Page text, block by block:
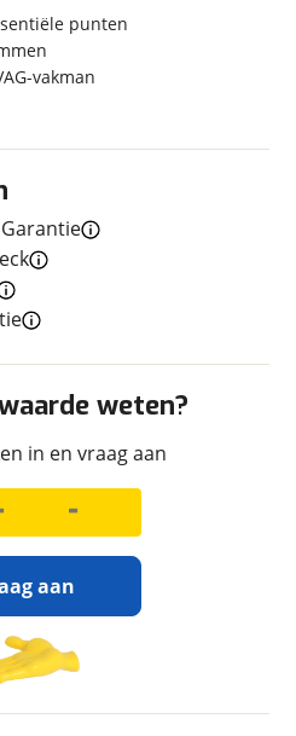
Occasion
895 cc
2
201 km/u
211 kg
430 kg
weten?
in en vraag aan
aan
jouw
punten
vakman